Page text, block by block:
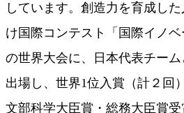
しています。創造力を育成し
け国際コンテスト「国際イノベ
の世界大会に、日本代表チー
出場し、世界1位入賞（計２回
文部科学大臣賞・総務大臣賞